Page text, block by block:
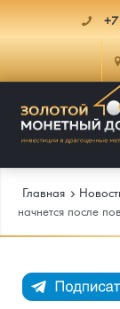
Каталог Монет
Инфо
Главная
начнется после